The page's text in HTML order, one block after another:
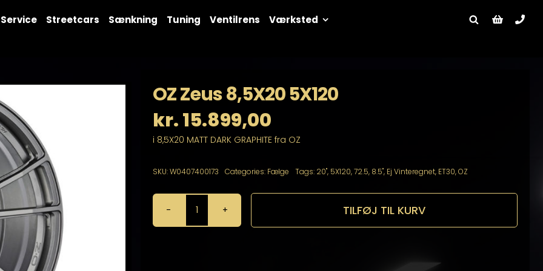
Service Streetcars Sænkning Tuning Ventilrens Værksted
OZ Zeus 8,5X20 5X120
kr.15.899,00
i 8,5X20 MATT DARK GRAPHITE fra OZ
SKU:W0407400173 Categories: Fælge Tags: 20", 5X120,72.5, 8.5", Ej Vinteregnet, ET30,OZ
OZ
Zeus
TILFØJ TIL KURV